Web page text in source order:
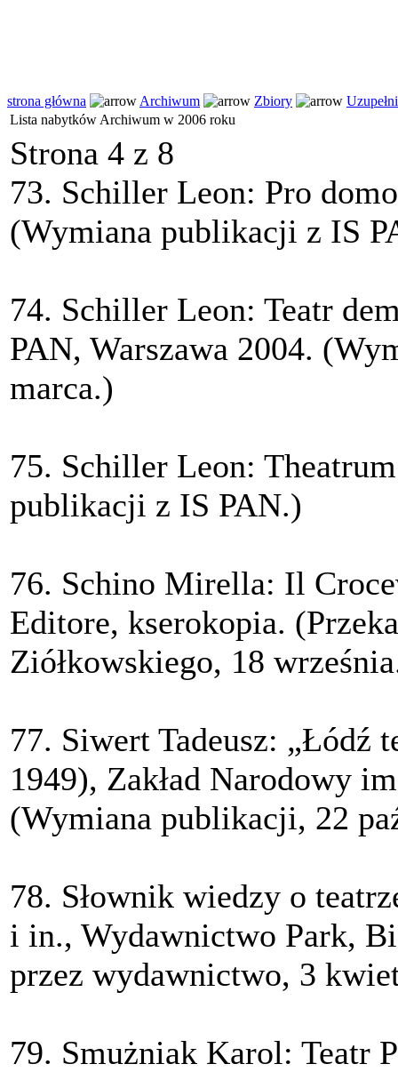
strona główna Archiwum Zbiory
Lista nabytków Archiwum w 2006 roku
Strona 4 z 8
73. Schiller Leon: Pro
(Wymiana publikacji z IS
74. Schiller Leon: Teatr
PAN, Warszawa 2004.
marca.)
75. Schiller Leon:
publikacji z IS PAN.)
76. Schino Mirella: Il
Editore, kserokopia.
Ziółkowskiego, 18
77. Siwert Tadeusz: „Łódź
1949), Zakład Narodowy
(Wymiana publikacji, 22
78. Słownik wiedzy o
i in., Wydawnictwo Park,
przez wydawnictwo, 3
79. Smużniak Karol: Teatr